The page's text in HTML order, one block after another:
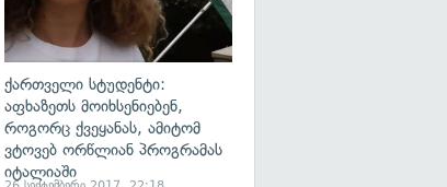
ქართველი სტუდენტი:
აფხაზეთს მოიხსენიებენ,
როგორც ქვეყანას, ამიტომ
ვტოვებ ორწლიან პროგრამას
იტალიაში